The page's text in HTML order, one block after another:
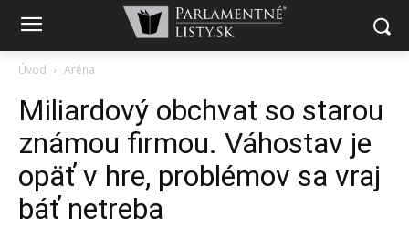
Úvod Aréna
Miliardový obchvat so starou
známou firmou. Váhostav je
opäť v hre, problémov sa vraj
báť netreba